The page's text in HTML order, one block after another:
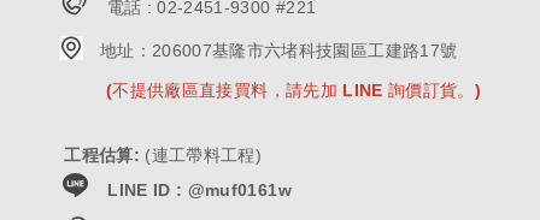
電話 :02-2451-9300 #221
地址： 206007基隆市六堵科技園區工建路17號
(不提供廠區直接買料，請先加 LINE 詢價訂貨。)
工程估算: (連工帶料工程)
LINE ID : @muf0161w